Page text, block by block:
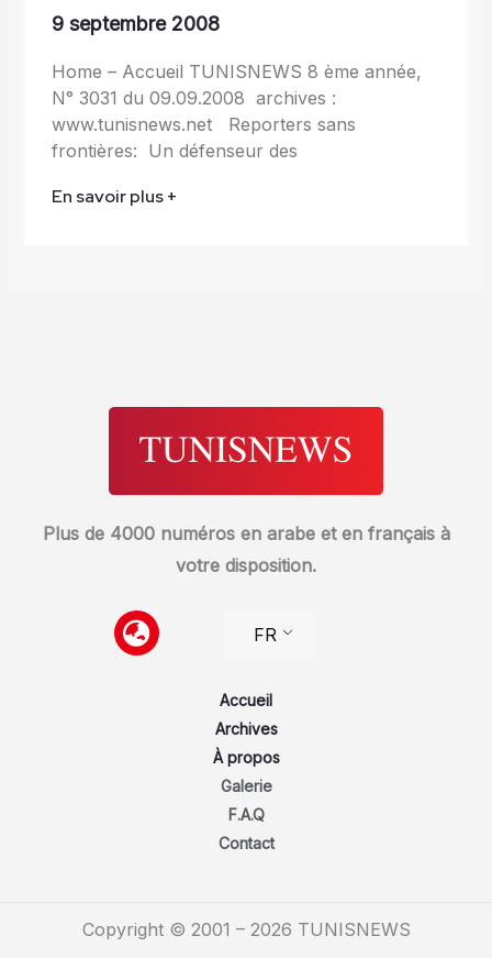
9 septembre 2008
Home – Accueil TUNISNEWS 8 ème année,
N° 3031 du 09.09.2008 archives :
www.tunisnews.net Reporters sans
frontières: Un défenseur des
En savoir plus +
Plus de 4000 numéros en arabe et en français à
votre disposition.
FR
Accueil
Archives
À propos
Galerie
F.A.Q
Contact
Copyright © 2001 – 2026 TUNISNEWS